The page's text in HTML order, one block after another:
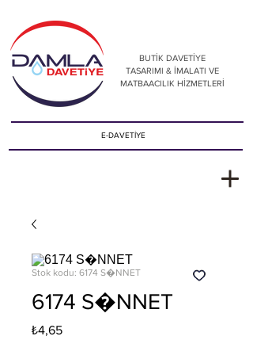
BUTİK DAVETİYE
TASARIMI & İMALATI VE
MATBAACILIK HİZMETLERİ
E-DAVETİYE
Stok kodu: 6174 S�NNET
6174 S�NNET
₺4,65